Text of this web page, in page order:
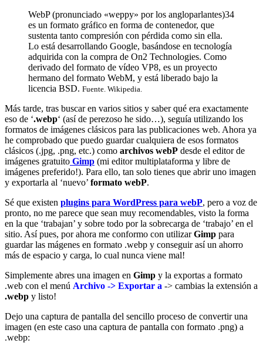
WebP (pronunciado «weppy» por los angloparlantes)3​4​
es un formato gráfico en forma de contenedor, que
sustenta tanto compresión con pérdida como sin ella.​
Lo está desarrollando Google, basándose en tecnología
adquirida con la compra de On2 Technologies. Como
derivado del formato de vídeo VP8, es un proyecto
hermano del formato WebM,​ y está liberado bajo la
licencia BSD. Fuente. Wikipedia.
Más tarde, tras buscar en varios sitios y saber qué era exactamente
eso de ‘.webp‘ (así de perezoso he sido…), seguía utilizando los
formatos de imágenes clásicos para las publicaciones web. Ahora ya
he comprobado que puedo guardar cualquiera de esos formatos
clásicos (.jpg, .png, etc.) como archivos webP desde el editor de
imágenes gratuito Gimp (mi editor multiplataforma y libre de
imágenes preferido!). Para ello, tan solo tienes que abrir uno imagen
y exportarla al ‘nuevo’ formato webP.
Sé que existen plugins para WordPress para webP, pero a voz de
pronto, no me parece que sean muy recomendables, visto la forma
en la que ‘trabajan’ y sobre todo por la sobrecarga de ‘trabajo’ en el
sitio. Así pues, por ahora me conformo con utilizarGimp para
guardar las mágenes en formato .webp y conseguir así un ahorro
más de espacio y carga, lo cual nunca viene mal!
Simplemente abres una imagen en Gimp y la exportas a formato
.web con el menú Archivo -> Exportar a -> cambias la extensión a
.webp y listo!
Dejo una captura de pantalla del sencillo proceso de convertir una
imagen (en este caso una captura de pantalla con formato .png) a
.webp: